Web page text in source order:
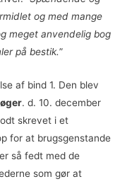
og med mange
meget anvendelig bog
på bestik.”
af bind 1. Den blev
. d. 10. december
skrevet i et
for at brugsgenstande
så fedt med de
som gør at